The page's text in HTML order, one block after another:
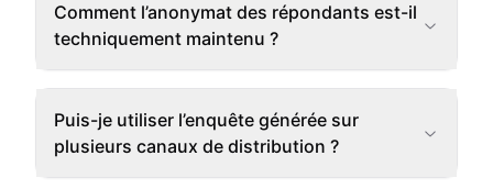
Comment l’anonymat des répondants est-il
techniquement maintenu ?
Puis-je utiliser l’enquête générée sur
plusieurs canaux de distribution ?